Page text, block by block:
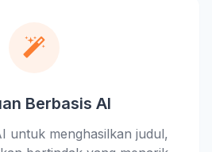
Berbasis AI
untuk menghasilkan judul,